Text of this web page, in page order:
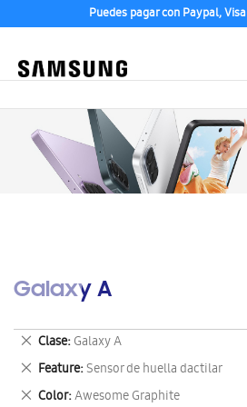
Puedes pagar con Paypal,
Galaxy A
Clase Galaxy A
Eliminar
este
artículo
Feature Sensor de huella dactilar
Eliminar
este
Color Awesome Graphite
Eliminar